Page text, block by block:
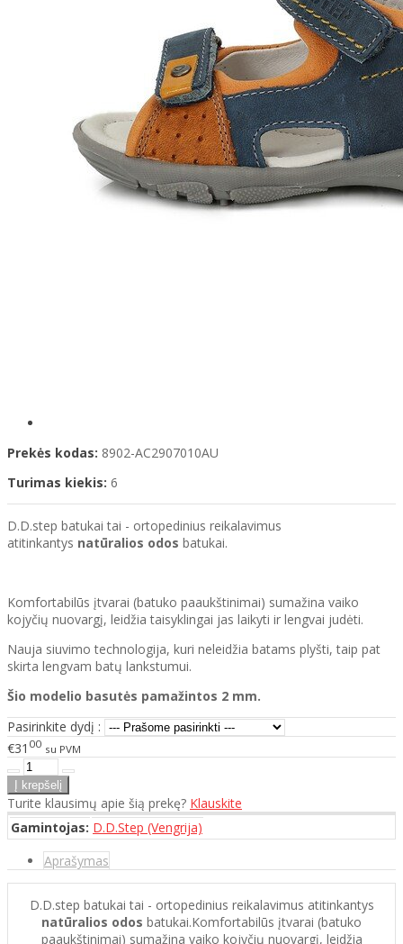
Prekės kodas: 8902-AC2907010AU
Turimas kiekis: 6
D.D.step batukai tai - ortopedinius reikalavimus
atitinkantys natūralios odos batukai.
Komfortabilūs įtvarai (batuko paaukštinimai) sumažina vaiko
kojyčių nuovargį, leidžia taisyklingai jas laikyti ir lengvai judėti.
Nauja siuvimo technologija, kuri neleidžia batams plyšti, taip pat
skirta lengvam batų lankstumui.
Šio modelio basutės pamažintos 2 mm.
Pasirinkite dydį :
€31 00 su PVM
Turite klausimų apie šią prekę? Klauskite
Gamintojas: D.D.Step (Vengrija)
Aprašymas
D.D.step batukai tai - ortopedinius reikalavimus atitinkantys
natūralios odos batukai.Komfortabilūs įtvarai (batuko
paaukštinimai) sumažina vaiko kojyčių nuovargį, leidžia